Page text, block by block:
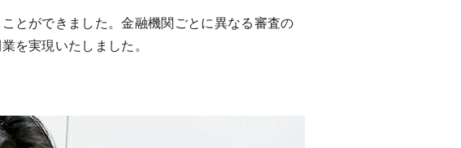
とができました。金融機関ごとに異なる審査の
を実現いたしました。